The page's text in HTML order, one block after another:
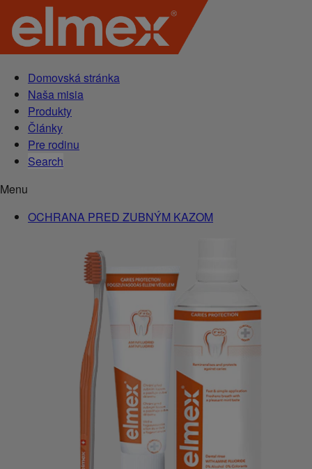
Domovská stránka
Naša misia
Produkty
Články
Pre rodinu
Search
Menu
OCHRANA PRED ZUBNÝM KAZOM